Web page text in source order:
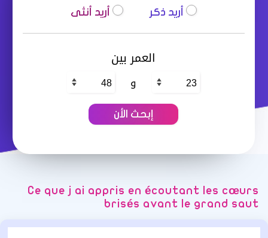
أريد ذكر أريد أنثى
العمر بين
و
Ce que j ai appris en écoutant les cœurs
brisés avant le grand saut